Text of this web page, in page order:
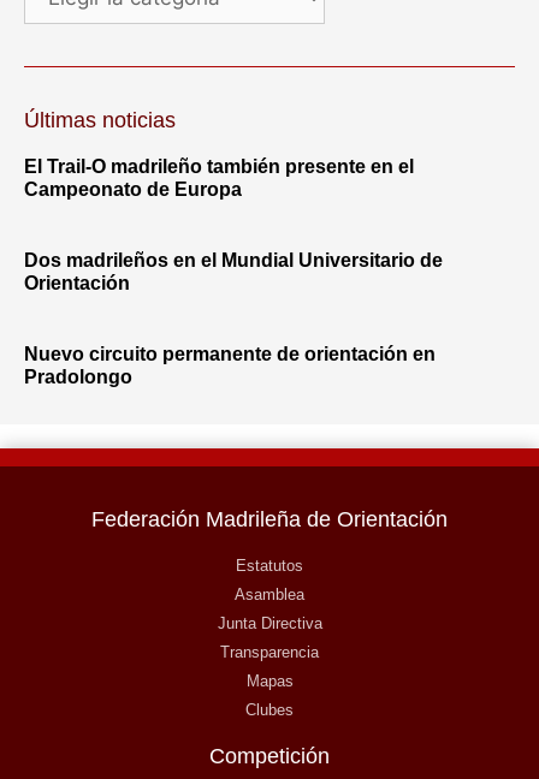
Últimas noticias
El Trail-O madrileño también presente en el
Campeonato de Europa
Dos madrileños en el Mundial Universitario de
Orientación
Nuevo circuito permanente de orientación en
Pradolongo
Federación Madrileña de Orientación
Estatutos
Asamblea
Junta Directiva
Transparencia
Mapas
Clubes
Competición